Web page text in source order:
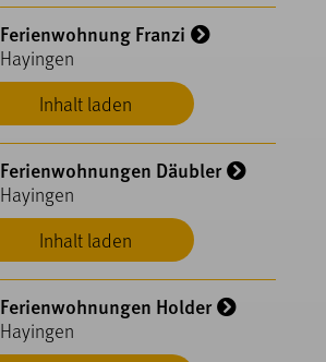
Inhalt laden
Ferienwohnung Franzi
Hayingen
Inhalt laden
Ferienwohnungen Däubler
Hayingen
Ferienwohnungen Holder
Hayingen